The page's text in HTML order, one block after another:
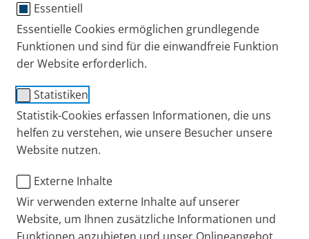
Essentiell
Essentielle Cookies ermöglichen grundlegende
Funktionen und sind für die einwandfreie Funktion
der Website erforderlich.
Statistiken
Statistik-Cookies erfassen Informationen, die uns
helfen zu verstehen, wie unsere Besucher unsere
Website nutzen.
Externe Inhalte
Wir verwenden externe Inhalte auf unserer
Website, um Ihnen zusätzliche Informationen und
LC Unterbrecher
für Vernebler der PARI LC
SPRINT und PARI LC PLUS
Familie
Gebrauchsanweisung
PARI LC Unterbrecher
Bestell-Nr.: 022G1000
PZN: 08613417
PARI DE
Produkte Ersatzteile und Zubehör